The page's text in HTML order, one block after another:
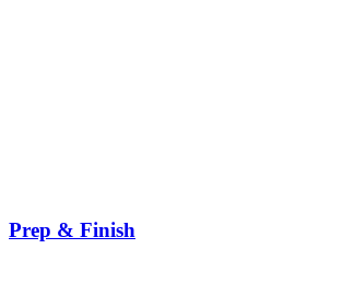
Prep & Finish